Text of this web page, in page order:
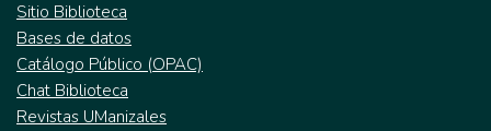
Sitio Biblioteca
Bases de datos
Catálogo Público (OPAC)
Chat Biblioteca
Revistas UManizales